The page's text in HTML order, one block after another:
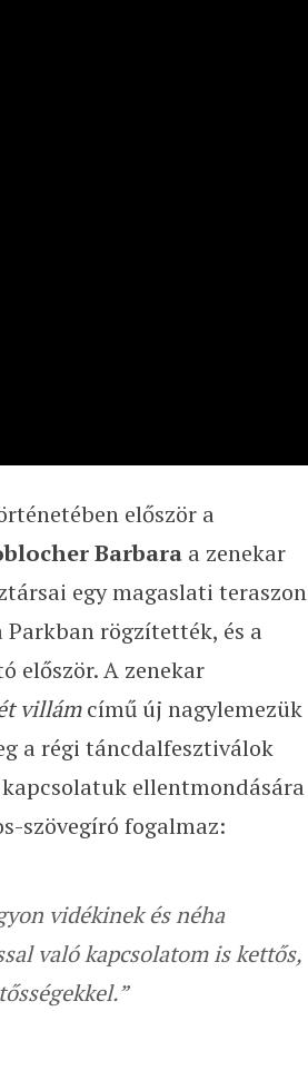
először a
Barbaraa zenekar
egy magaslati teraszon
rögzítették, és a
először. A zenekar
villámcímű új nagylemezük
a régi táncdalfesztiválok
ellentmondására
szövegíró fogalmaz:
vidékinek és néha
való kapcsolatom is kettős,